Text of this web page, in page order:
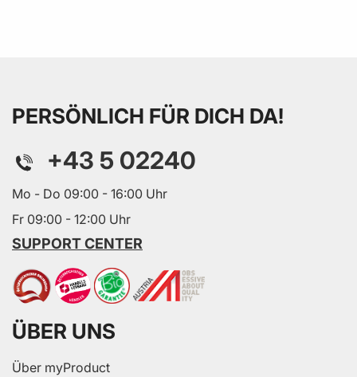
PERSÖNLICH FÜR DICH DA!
+43 5 02240
Mo - Do 09:00 - 16:00 Uhr
Fr 09:00 - 12:00 Uhr
SUPPORT CENTER
ÜBER UNS
Über myProduct